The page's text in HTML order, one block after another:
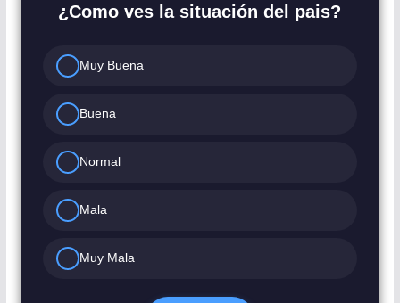
¿Como ves la situación del pais?
Muy Buena
Buena
Normal
Mala
Muy Mala